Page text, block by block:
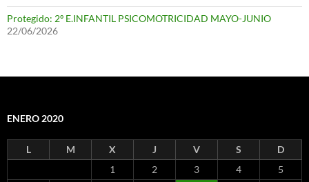
Protegido: 2º E.INFANTIL PSICOMOTRICIDAD MAYO-JUNIO
22/06/2026
ENERO 2020
L M X J V S
D
1
2 3 4
5